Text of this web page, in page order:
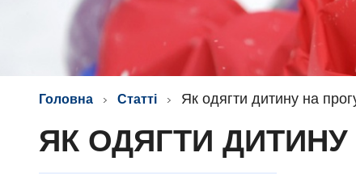
Головна Статті Як одягти дитину на
ЯК ОДЯГТИ